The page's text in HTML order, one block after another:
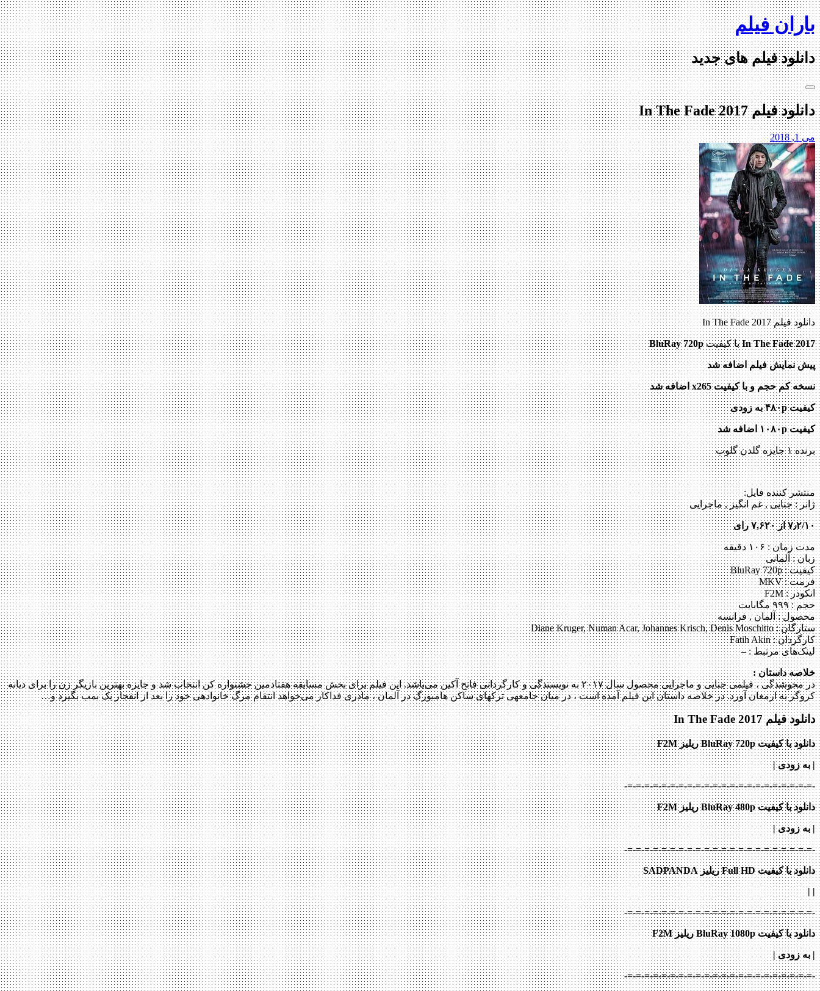
Skip
to
content
باران فیلم
دانلود فیلم های جدید
دانلود فیلم In The Fade 2017
می 1, 2018
دانلود فیلم In The Fade 2017
In The Fade 2017با کیفیت BluRay 720p
پیش نمایش فیلم اضافه شد
نسخه کم حجم و با کیفیت x265 اضافه شد
کیفیت ۴۸۰p به زودی
کیفیت ۱۰۸۰p اضافه شد
برنده ۱ جایزه گلدن گلوب
منتشر کننده فایل:
ژانر : جنایی , غم انگیز , ماجرایی
۷٫۲/۱۰ از ۷,۶۲۰ رای
مدت زمان : ۱۰۶ دقیقه
زبان : آلمانی
کیفیت : BluRay 720p
فرمت : MKV
انکودر : F2M
حجم : ۹۹۹ مگابایت
محصول : آلمان , فرانسه
ستارگان : Diane Kruger, Numan Acar, Johannes Krisch, Denis Moschitto
کارگردان : Fatih Akin
لینک‌های مرتبط : –
خلاصه داستان :
در محوشدگی ، فیلمی جنایی و ماجرایی محصول سال ۲۰۱۷ به نویسندگی و کارگردانی فاتح آکین می‌باشد. این فیلم برای بخش مسابقه هفتادمین جشنواره کن انتخاب شد و جایزه بهترین بازیگر زن را برای دیانه
کروگر به ارمغان آورد. در خلاصه داستان این فیلم آمده است ، در میان جامعه‎ی ترک‎های ساکن هامبورگ در آلمان ، مادری فداکار می‌خواهد انتقام مرگ خانواده‎ی خود را بعد از انفجار یک بمب بگیرد و…
دانلود فیلم In The Fade 2017
دانلود با کیفیت BluRay 720p ریلیز F2M
| به زودی |
-=-=-=-=-=-=-=-=-=-=-=-=-=-=-=-=-=-=-=-=-=-=-
دانلود با کیفیت BluRay 480p ریلیز F2M
| به زودی |
-=-=-=-=-=-=-=-=-=-=-=-=-=-=-=-=-=-=-=-=-=-=-
دانلود با کیفیت Full HD ریلیز SADPANDA
|
|
-=-=-=-=-=-=-=-=-=-=-=-=-=-=-=-=-=-=-=-=-=-=-
دانلود با کیفیت BluRay 1080p ریلیز F2M
| به زودی |
-=-=-=-=-=-=-=-=-=-=-=-=-=-=-=-=-=-=-=-=-=-=-